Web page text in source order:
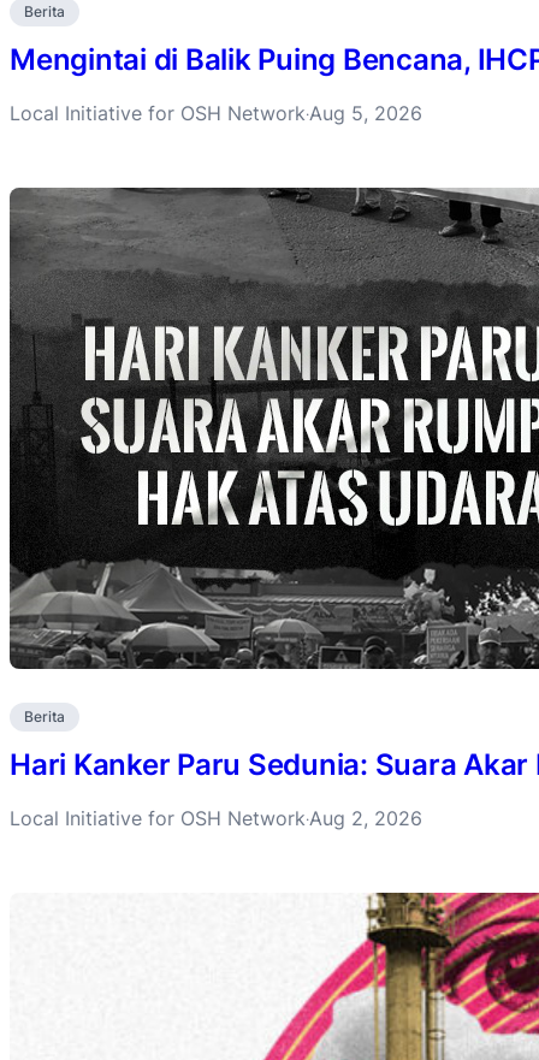
Berita
Mengintai di Balik Puing Bencana,
Local Initiative for OSH Network·Aug 5, 2026
Berita
Hari Kanker Paru Sedunia: Suara
Local Initiative for OSH Network·Aug 2, 2026